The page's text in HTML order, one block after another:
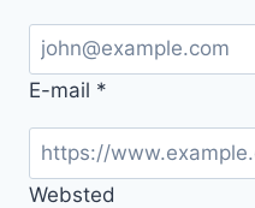
E-mail *
Websted